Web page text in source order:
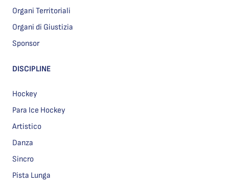
Organi Territoriali
Organi di Giustizia
Sponsor
DISCIPLINE
Hockey
Para Ice Hockey
Artistico
Danza
Sincro
Pista Lunga